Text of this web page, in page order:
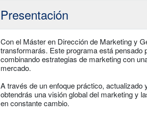
Presentación
Con el Máster en Dirección de Marketing y
transformarás. Este programa está pensado
combinando estrategias de marketing con
mercado.
A través de un enfoque práctico,
obtendrás una visión global del marketing y
en constante cambio.